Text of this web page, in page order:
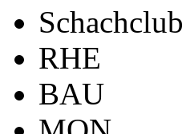
RHE
BAU